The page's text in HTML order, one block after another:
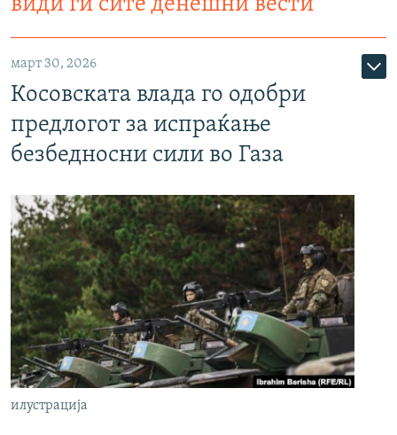
види ги сите денешни вести
март 30, 2026
Косовската влада го одобри
предлогот за испраќање
безбедносни сили во Газа
илустрација